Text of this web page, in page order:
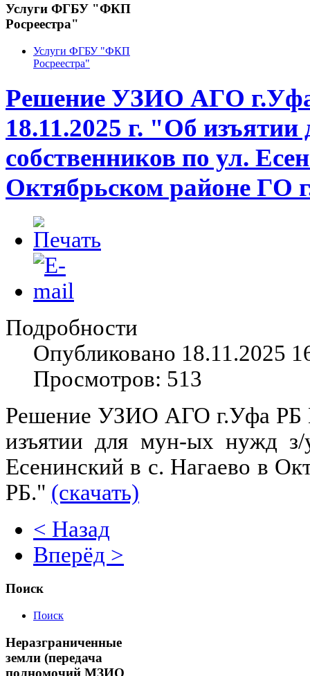
Услуги ФГБУ "ФКП
Росреестра"
Услуги ФГБУ "ФКП
Росреестра"
Решение УЗИО АГО
18.11.2025 г. "Об
собственников по ул.
Октябрьском районе ГО
Подробности
Опубликовано 18.11.2025
Просмотров: 513
Решение УЗИО АГО г.Уфа РБ
изъятии для мун-ых нужд
Есенинский в с. Нагаево в
РБ." (скачать)
< Назад
Вперёд >
Поиск
Поиск
Неразграниченные
земли (передача
полномочий МЗИО